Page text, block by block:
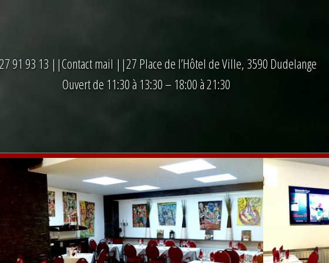
91 93 13 ||Contact mail ||27 Place de l’Hôtel de Ville, 3590 Dudelange
Ouvert de 11:30 à 13:30 – 18:00 à 21:30